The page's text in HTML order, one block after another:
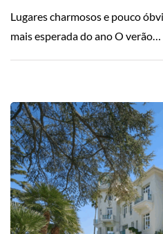
Lugares charmosos e pouco
mais esperada do ano O verão…